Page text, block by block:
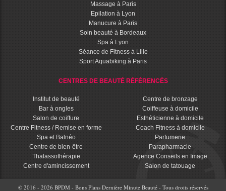
Massage à Paris
Epilation à Lyon
Manucure à Paris
Soin beauté à Bordeaux
Spa à Lyon
Séance de Fitness à Lille
Sport Aquabiking à Paris
CENTRES DE BEAUTÉ RÉFÉRENCÉS
Institut de beauté
Bar à ongles
Salon de coiffure
Centre Fitness / Remise en forme
Spa et Balnéo
Centre de bien-être
Thalassothérapie
Centre d'amincissement
Centre de bronzage
Coiffeuse à domicile
Esthéticienne à domicile
Coach Fitness à domicile
Parfumerie
Parapharmacie
Agence Conseils en Image
Salon de tatouage
© 2016 - 2026 BPDM - Bons Plans Dernière Minute Beauté - Tous droits réservés